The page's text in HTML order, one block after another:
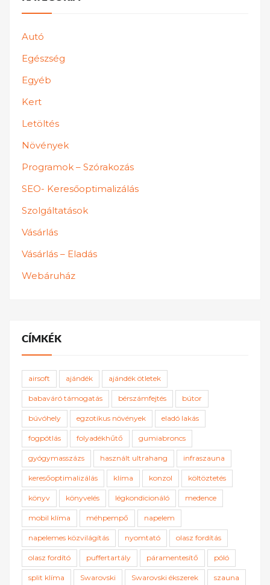
Autó
Egészség
Egyéb
Kert
Letöltés
Növények
Programok – Szórakozás
SEO- Keresőoptimalizálás
Szolgáltatások
Vásárlás
Vásárlás – Eladás
Webáruház
CÍMKÉK
airsoft ajándék ajándék ötletek
babaváró támogatás bérszámfejtés bútor
búvóhely egzotikus növények eladó lakás
fogpótlás folyadékhűtő gumiabroncs
gyógymasszázs használt ultrahang infraszauna
keresőoptimalizálás klíma konzol költöztetés
könyv könyvelés légkondicionáló medence
mobil klíma méhpempő napelem
napelemes közvilágítás nyomtató olasz fordítás
olasz fordító puffertartály páramentesítő póló
split klíma Swarovski Swarovski ékszerek szauna